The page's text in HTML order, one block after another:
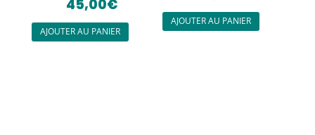
45,00€
AJOUTER AU PANIER
AJOUTER AU PANIER